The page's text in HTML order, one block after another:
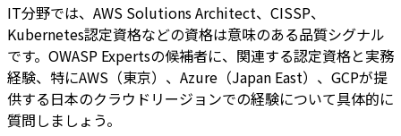
IT分野では、AWS Solutions Architect、CISSP、
Kubernetes認定資格などの資格は意味のある品質シグナル
です。OWASP Expertsの候補者に、関連する認定資格と実務
経験、特にAWS（東京）、Azure（Japan East）、GCPが提
供する日本のクラウドリージョンでの経験について具体的に
質問しましょう。